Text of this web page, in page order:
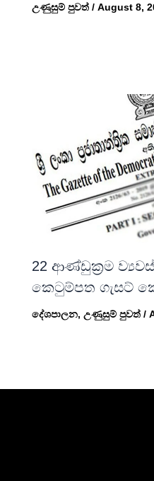
උණුසුම් පුවත් / August 8,
22 ආණ්ඩුක්‍රම
කෙටුම්පත ගැසට්
දේශපාලන, උණුසුම් පුවත් /